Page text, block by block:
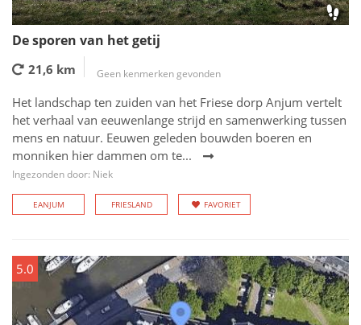
De sporen van het getij
21,6 km Geen kenmerken gevonden
Het landschap ten zuiden van het Friese dorp Anjum vertelt
het verhaal van eeuwenlange strijd en samenwerking tussen
mens en natuur. Eeuwen geleden bouwden boeren en
monniken hier dammen om te...
Ingezonden door: Niek
EANJUM FRIESLAND FAVORIET
5.0